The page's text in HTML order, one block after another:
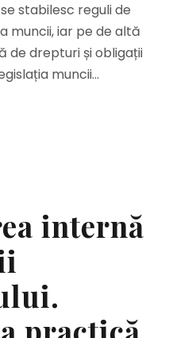
stabilesc reguli de
muncii, iar pe de altă
de drepturi și obligații
muncii...
internă